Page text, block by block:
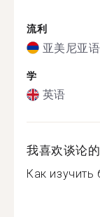
流利
亚美尼亚语
学
英语
我喜欢谈论
Как изучить